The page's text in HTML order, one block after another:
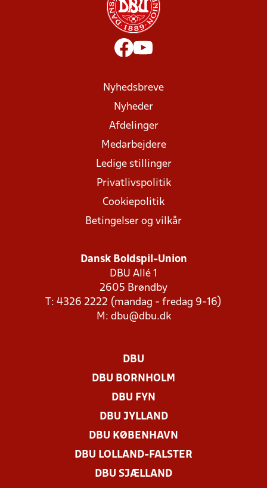
Nyhedsbreve
Nyheder
Afdelinger
Medarbejdere
Ledige stillinger
Privatlivspolitik
Cookiepolitik
Betingelser og vilkår
Dansk Boldspil-Union
DBU Allé 1
2605 Brøndby
T: 4326 2222 (mandag - fredag 9-16)
M: dbu@dbu.dk
DBU
DBU BORNHOLM
DBU FYN
DBU JYLLAND
DBU KØBENHAVN
DBU LOLLAND-FALSTER
DBU SJÆLLAND